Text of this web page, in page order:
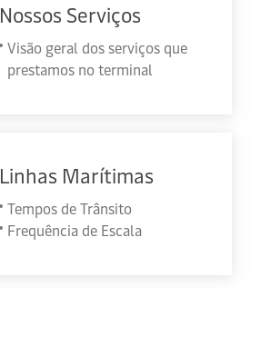
Nossos Serviços
Visão geral dos serviços que
prestamos no terminal
Linhas Marítimas
Tempos de Trânsito
Frequência de Escala